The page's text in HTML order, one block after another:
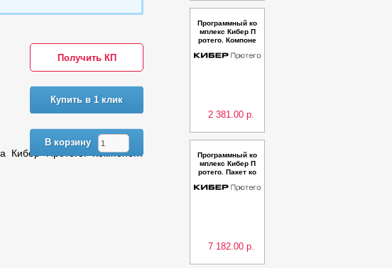
Получить КП
Купить в 1 клик
В корзину
Кибер Протего. Компонент
Программный ко
мплекс Кибер П
ротего. Компоне
2 381.00 р.
Программный ко
мплекс Кибер П
ротего. Пакет ко
ssential - Перех
7 182.00 р.